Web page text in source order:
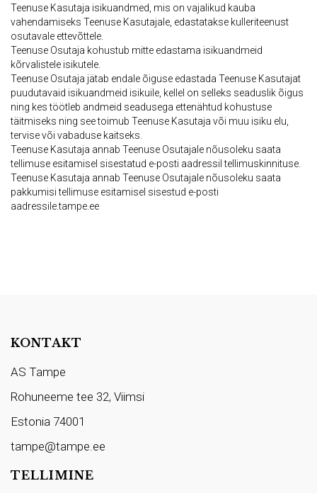
Teenuse Kasutaja isikuandmed, mis on vajalikud kauba
vahendamiseks Teenuse Kasutajale, edastatakse kulleriteenust
osutavale ettevõttele.
Teenuse Osutaja kohustub mitte edastama isikuandmeid
kõrvalistele isikutele.
Teenuse Osutaja jätab endale õiguse edastada Teenuse Kasutajat
puudutavaid isikuandmeid isikuile, kellel on selleks seaduslik õigus
ning kes töötleb andmeid seadusega ettenähtud kohustuse
täitmiseks ning see toimub Teenuse Kasutaja või muu isiku elu,
tervise või vabaduse kaitseks.
Teenuse Kasutaja annab Teenuse Osutajale nõusoleku saata
tellimuse esitamisel sisestatud e-posti aadressil tellimuskinnituse.
Teenuse Kasutaja annab Teenuse Osutajale nõusoleku saata
pakkumisi tellimuse esitamisel sisestud e-posti
aadressile.tampe.ee
KONTAKT
AS Tampe
Rohuneeme tee 32, Viimsi
Estonia 74001
tampe@tampe.ee
TELLIMINE